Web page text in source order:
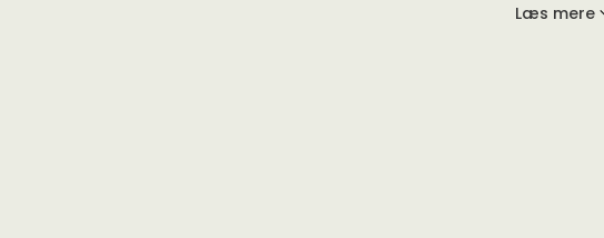
Puri består af tre dele: et bord, to hynder og en pude. Det er
Læs mere